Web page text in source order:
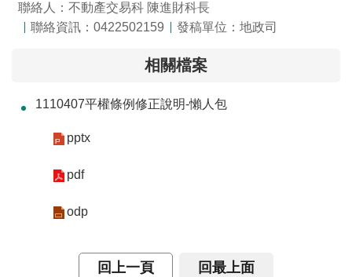
聯絡人：不動產交易科 陳進財科長
聯絡資訊：0422502159
發稿單位：地政司
相關檔案
1110407平權條例修正說明-懶人包
pptx
pdf
odp
回上一頁 回最上面